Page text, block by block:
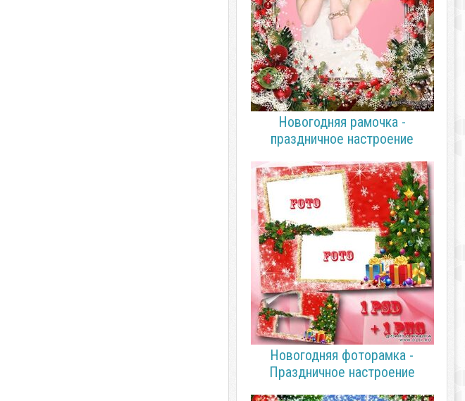
Новогодняя рамочка -
праздничное настроение
Новогодняя фоторамка -
Праздничное настроение